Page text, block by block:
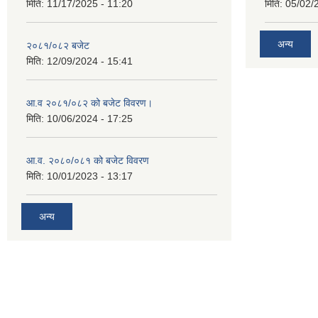
मिति: 11/17/2025 - 11:20
२०८१/०८२ बजेट
मिति: 12/09/2024 - 15:41
आ.व २०८१/०८२ को बजेट विवरण।
मिति: 10/06/2024 - 17:25
आ.व. २०८०/०८१ को बजेट विवरण
मिति: 10/01/2023 - 13:17
अन्य
मिति: 05/02/
अन्य